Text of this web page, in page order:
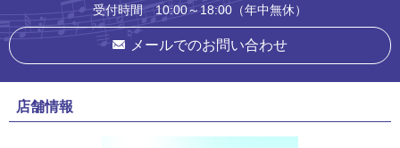
受付時間 10:00～18:00（年中無休）
メールでのお問い合わせ
店舗情報